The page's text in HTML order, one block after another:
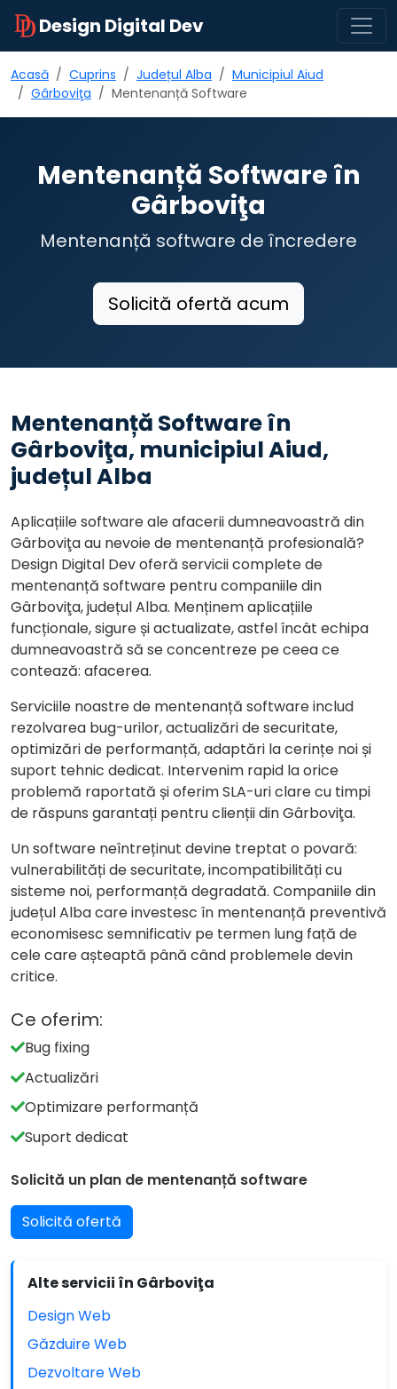
Design Digital Dev
Acasă Cuprins Județul Alba
Municipiul Aiud
Gârboviţa
Mentenanță Software
Mentenanță Software în
Gârboviţa
Mentenanță software de încredere
Solicită ofertă acum
Mentenanță Software în
Gârboviţa, municipiul Aiud,
județul Alba
Aplicațiile software ale afacerii dumneavoastră din
Gârboviţa au nevoie de mentenanță profesională?
Design Digital Dev oferă servicii complete de
mentenanță software pentru companiile din
Gârboviţa, județul Alba. Menținem aplicațiile
funcționale, sigure și actualizate, astfel încât echipa
dumneavoastră să se concentreze pe ceea ce
contează: afacerea.
Serviciile noastre de mentenanță software includ
rezolvarea bug-urilor, actualizări de securitate,
optimizări de performanță, adaptări la cerințe noi și
suport tehnic dedicat. Intervenim rapid la orice
problemă raportată și oferim SLA-uri clare cu timpi
de răspuns garantați pentru clienții din Gârboviţa.
Un software neîntreținut devine treptat o povară:
vulnerabilități de securitate, incompatibilități cu
sisteme noi, performanță degradată. Companiile din
județul Alba care investesc în mentenanță preventivă
economisesc semnificativ pe termen lung față de
cele care așteaptă până când problemele devin
critice.
Ce oferim:
Bug fixing
Actualizări
Optimizare performanță
Suport dedicat
Solicită un plan de mentenanță software
Solicită ofertă
Alte servicii în Gârboviţa
Design Web
Găzduire Web
Dezvoltare Web